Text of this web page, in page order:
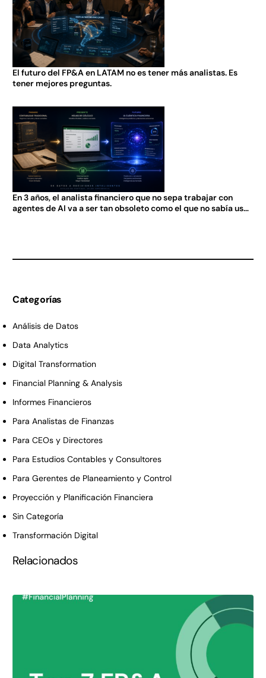
El futuro del FP&A en LATAM no es tener más analistas. Es
tener mejores preguntas.
En 3 años, el analista financiero que no sepa trabajar con
agentes de AI va a ser tan obsoleto como el que no sabía usar
Categorías
Análisis de Datos
Data Analytics
Digital Transformation
Financial Planning & Analysis
Informes Financieros
Para Analistas de Finanzas
Para CEOs y Directores
Para Estudios Contables y Consultores
Para Gerentes de Planeamiento y Control
Proyección y Planificación Financiera
Sin Categoría
Transformación Digital
Relacionados